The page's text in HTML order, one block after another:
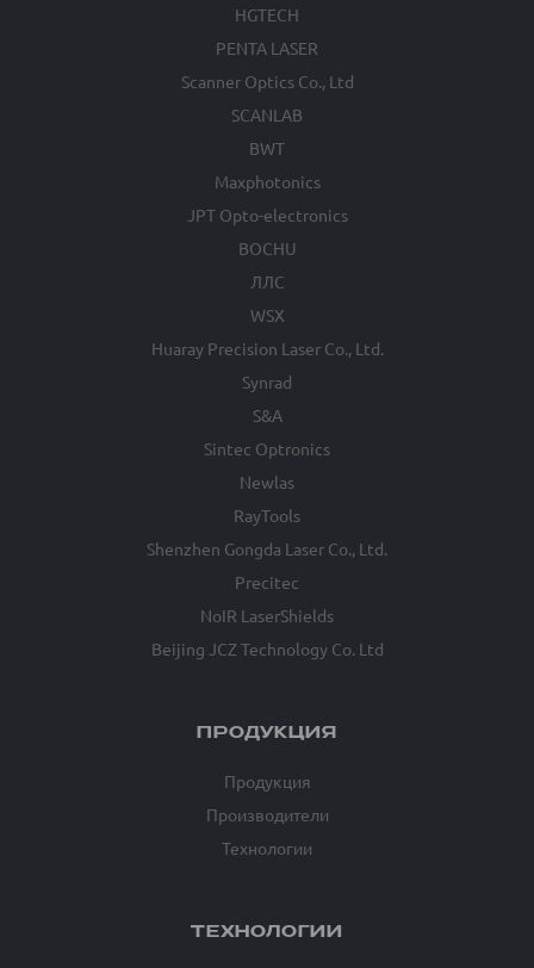
HGTECH
PENTA LASER
Scanner Optics Co., Ltd
SCANLAB
BWT
Maxphotonics
JPT Opto-electronics
BOCHU
ЛЛС
WSX
Huaray Precision Laser Co., Ltd.
Synrad
S&A
Sintec Optronics
Newlas
RayTools
Shenzhen Gongda Laser Co., Ltd.
Precitec
NoIR LaserShields
Beijing JCZ Technology Co. Ltd
ПРОДУКЦИЯ
Продукция
Производители
Технологии
ТЕХНОЛОГИИ